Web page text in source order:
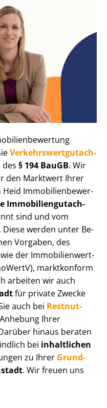
Ver­kehrs­wert­gut­ach­
des § 194 BauGB. Wir
den Marktwert Ihrer
Heid Im­mo­bi­li­en­be­wer­
Im­mo­bi­li­en­gut­ach­
sind und vom
Diese werden unter Be­
Vorgaben, des
der Im­mo­bi­li­en­wert­
marktkonform
arbeiten wir auch
für private Zwecke
auch bei Rest­nut­
Ihrer
hinaus beraten
bei inhaltlichen
zu Ihrer Grund­
. Wir freuen uns